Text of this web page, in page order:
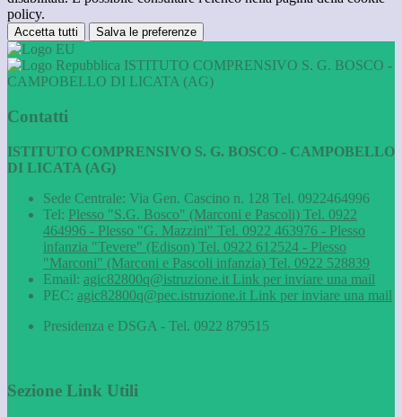
policy.
Accetta tutti Salva le preferenze
ISTITUTO COMPRENSIVO S. G. BOSCO -
CAMPOBELLO DI LICATA (AG)
Contatti
ISTITUTO COMPRENSIVO S. G. BOSCO - CAMPOBELLO
DI LICATA (AG)
Sede Centrale: Via Gen. Cascino n. 128 Tel. 0922464996
Tel: Plesso "S.G. Bosco" (Marconi e Pascoli) Tel. 0922
464996 - Plesso "G. Mazzini" Tel. 0922 463976 - Plesso
infanzia "Tevere" (Edison) Tel. 0922 612524 - Plesso
"Marconi" (Marconi e Pascoli infanzia) Tel. 0922 528839
Email: agic82800q@istruzione.it Link per inviare una mail
PEC: agic82800q@pec.istruzione.it Link per inviare una mail
Presidenza e DSGA - Tel. 0922 879515
Sezione Link Utili